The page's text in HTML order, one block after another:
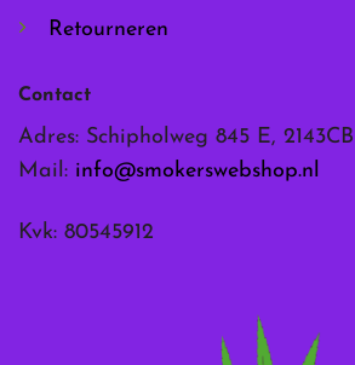
Retourneren
Contact
Adres: Schipholweg 845 E,
Mail: info@smokerswebshop.nl
Kvk: 80545912